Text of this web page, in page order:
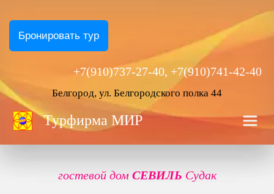
Бронировать тур
+7(910)737-27-40, +7(910)741-42-40
Белгород, ул. Белгородского полка 44
Турфирма МИР
гостевой дом СЕВИЛЬ Судак